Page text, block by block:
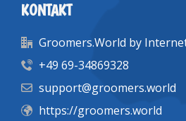
KONTAKT
Groomers.World by
+49 69-34869328
support@groomers.world
https://groomers.world